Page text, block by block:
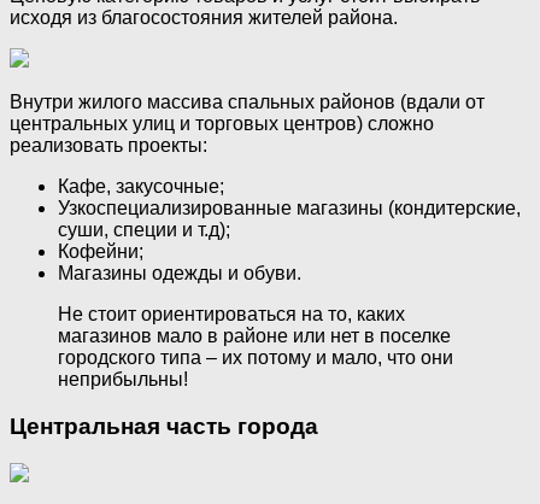
исходя из благосостояния жителей района.
Внутри жилого массива спальных районов (вдали от
центральных улиц и торговых центров) сложно
реализовать проекты:
Кафе, закусочные;
Узкоспециализированные магазины (кондитерские,
суши, специи и т.д);
Кофейни;
Магазины одежды и обуви.
Не стоит ориентироваться на то, каких
магазинов мало в районе или нет в поселке
городского типа – их потому и мало, что они
неприбыльны!
Центральная часть города